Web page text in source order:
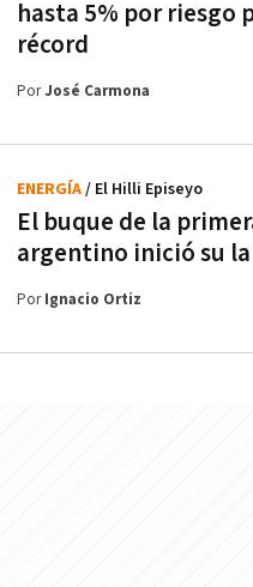
hasta 5% por riesgo
récord
PorJosé Carmona
El buque de la
argentino inició su
ENERGÍA/ El Hilli Episeyo
PorIgnacio Ortiz